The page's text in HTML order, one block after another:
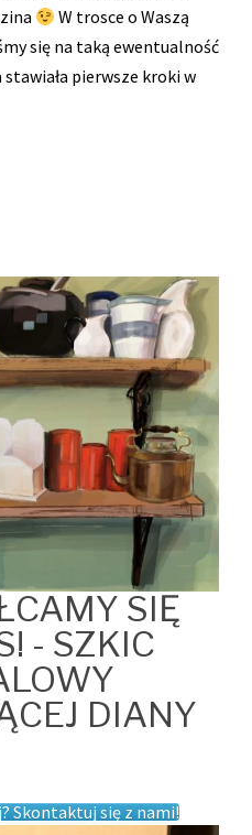
W trosce o Waszą
się na taką ewentualność
pierwsze kroki w
SIĘ
- SZKIC
DIANY
Skontaktuj się z nami!